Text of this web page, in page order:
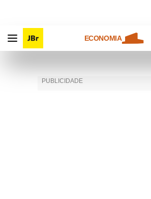
ECONOMIA